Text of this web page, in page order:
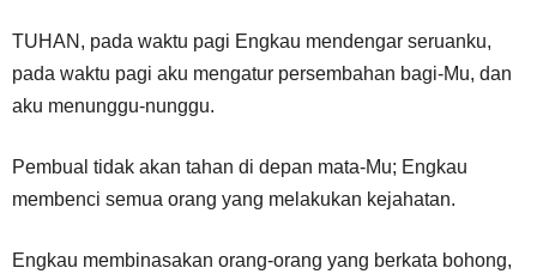
TUHAN, pada waktu pagi Engkau mendengar seruanku,
pada waktu pagi aku mengatur persembahan bagi-Mu, dan
aku menunggu-nunggu.
Pembual tidak akan tahan di depan mata-Mu; Engkau
membenci semua orang yang melakukan kejahatan.
Engkau membinasakan orang-orang yang berkata bohong,